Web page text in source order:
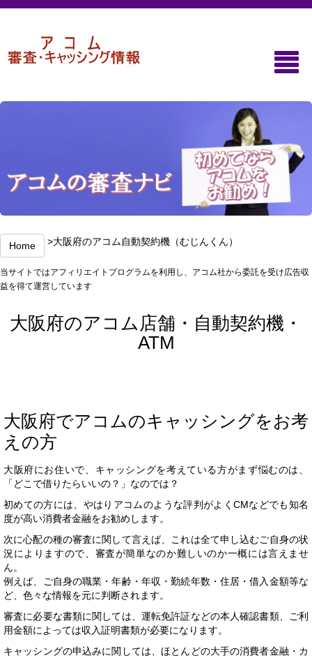
Home >大阪府のアコム自動契約機（むじんくん）
当サイトではアフィリエイトプログラムを利用し、アコム社から委託を受け広告収
益を得て運営しています
大阪府のアコム店舗・自動契約機・
ATM
大阪府でアコムのキャッシングをお考
えの方
大阪府にお住いで、キャッシングを考えている方がまず悩むのは、
「どこで借りたらいいの？」なのでは？
初めての方には、やはりアコムのような評判がよくCMなどでも知名
度が高い消費者金融をお勧めします。
次に心配の種の審査に関して言えば、これは全て申し込むご自身の状
況によりますので、審査が簡単なのか難しいのか一概には言えませ
ん。
例えば、ご自身の職業・年齢・年収・勤続年数・住居・借入金額等な
ど、色々な情報を元に判断されます。
審査に必要な書類に関しては、運転免許証などの本人確認書類、ご利
用金額によっては収入証明書類が必要になります。
キャッシングの申込みに関しては、ほとんどの大手の消費者金融・カ